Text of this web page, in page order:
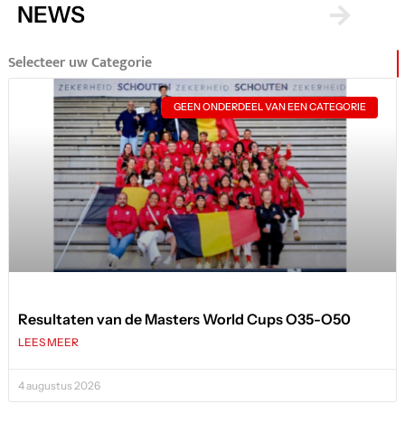
NEWS
Selecteer uw Categorie
GEEN ONDERDEEL VAN EEN CATEGORIE
Resultaten van de Masters World Cups O35-O50
LEES MEER
4 augustus 2026